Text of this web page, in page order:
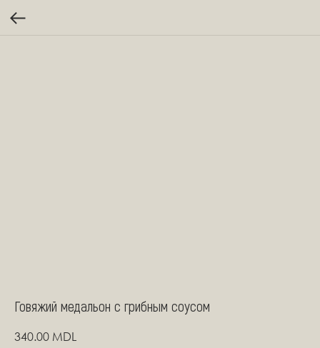
Говяжий медальон с грибным соусом
340.00 MDL